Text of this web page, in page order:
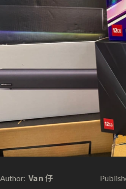
Author: Van 仔